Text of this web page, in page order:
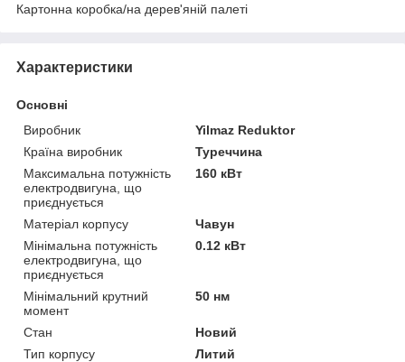
Картонна коробка/на дерев'яній палеті
Характеристики
Основні
Виробник
Yilmaz Reduktor
Країна виробник
Туреччина
Максимальна потужність
електродвигуна, що
приєднується
160 кВт
Матеріал корпусу
Чавун
Мінімальна потужність
електродвигуна, що
приєднується
0.12 кВт
Мінімальний крутний
момент
50 нм
Стан
Новий
Тип корпусу
Литий